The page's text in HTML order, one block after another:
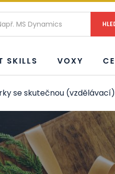
SKILLS VOXY
se skutečnou